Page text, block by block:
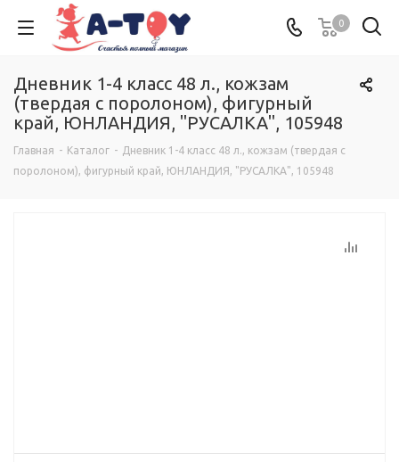
0
Дневник 1-4 класс 48 л., кожзам
(твердая с поролоном), фигурный
край, ЮНЛАНДИЯ, "РУСАЛКА", 105948
Главная - Каталог - Дневник 1-4 класс 48 л., кожзам (твердая с
поролоном), фигурный край, ЮНЛАНДИЯ, "РУСАЛКА", 105948